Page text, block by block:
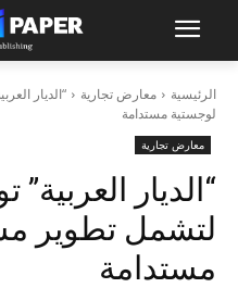
الرئيسية معارض تجارية
“الديار
لوجستية مستدامة
معارض تجارية
“الديار العربية”
لتشمل تطوير
مستدامة